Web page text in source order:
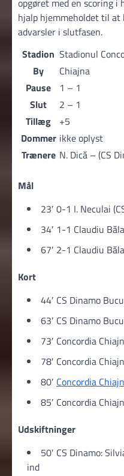
opgøret med en scoring
hjalp hjemmeholdet til
advarsler i slutfasen.
Stadion Stadionul
By
Chiajna
Pause
1 – 1
Slut
2 – 1
Tillæg
+5
Dommer ikke oplyst
Trænere N. Dică – (CS
Mål
23′ 0-1 I. Neculai
34′ 1-1 Claudiu
67′ 2-1 Claudiu
Kort
44′ CS Dinamo
63′ CS Dinamo
73′ Concordia
78′ Concordia
80′ Concordia
85′ Concordia
Udskiftninger
50′ CS Dinamo:
ind